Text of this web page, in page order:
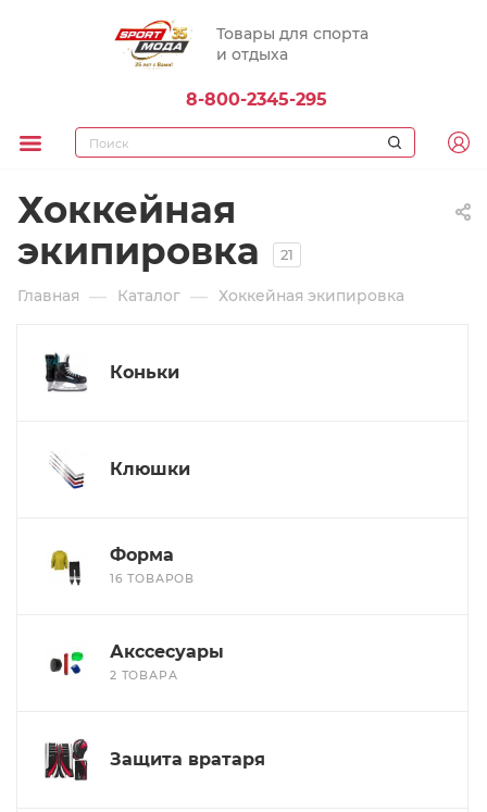
Товары для спорта
и отдыха
8-800-2345-295
Хоккейная
экипировка
21
Главная — Каталог — Хоккейная экипировка
Коньки
Клюшки
Форма
16 ТОВАРОВ
Акссесуары
2 ТОВАРА
Защита вратаря